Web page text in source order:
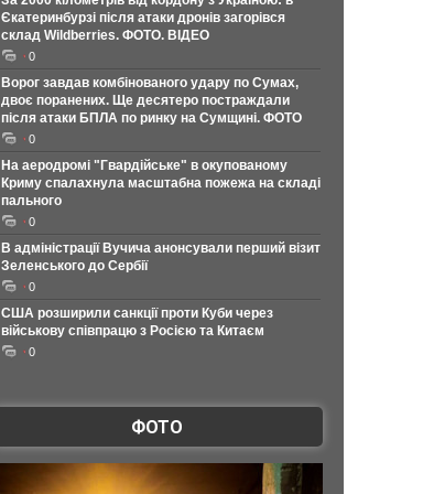
Єкатеринбурзі після атаки дронів загорівся
склад Wildberries. ФОТО. ВІДЕО
0
Ворог завдав комбінованого удару по Сумах,
двоє поранених. Ще десятеро постраждали
після атаки БПЛА по ринку на Сумщині. ФОТО
0
На аеродромі "Гвардійське" в окупованому
Криму спалахнула масштабна пожежа на складі
пального
0
В адміністрації Вучича анонсували перший візит
Зеленського до Сербії
0
США розширили санкції проти Куби через
військову співпрацю з Росією та Китаєм
0
ФОТО